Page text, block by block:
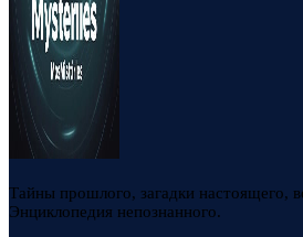
Тайны прошлого, загадки настоящего,
Энциклопедия непознанного.